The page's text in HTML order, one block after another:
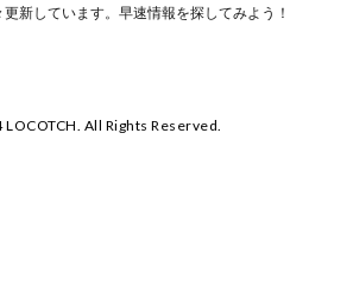
新しています。早速情報を探してみよう！
All Rights Reserved.